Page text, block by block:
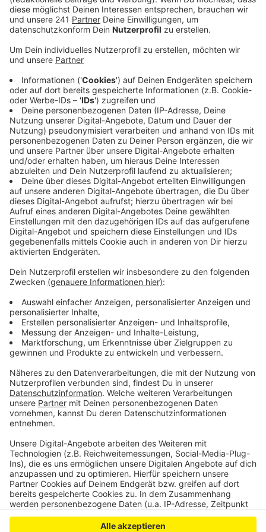
Anzeige
Feuerwehren Austritte gegeben.
Veröffentlicht:Dienstag, 22.08.2023 06:36
Anzeige
Aktuell sei man – den Kreis als Ganzes betrachtet –
aber wieder auf dem Weg nach oben. Das sagt auch
der Rheinisch-Bergische Kreis.
In Rhein-Berg sind die Jugend-Feuerwehren nahezu
überall wieder so besetzt, wie vorgesehen, sagt der
Kreis.
In Oberberg hängt die Nachfrage sehr vom Ort ab:
Währen es gerade in den Randgebieten schwer ist,
Nachwuchs zu finden, gibt es an anderer Stelle sogar
Wartelisten für Kinder und Jugendliche. Erfreulich sei
gegründet werden, sagt der Kreis. Insgesamt
betrachtet werben die Bergischen Feuerwehren
weiter um Mitglieder: Auch, wenn die Wehren gerade
im ehrenamtlichen Bereich recht gut besetzt sind, wird
weiter nach Einsatzkräften gesucht. Denn: Die
Verfügbarkeit sinkt auch im Bergischen.
Anzeige
Anzeige